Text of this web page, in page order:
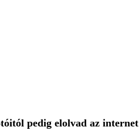
pedig elolvad az internet